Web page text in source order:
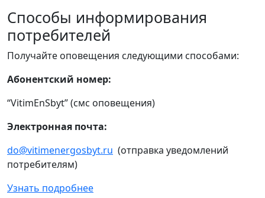
Способы информирования
потребителей
Получайте оповещения следующими способами:
Абонентский номер:
“VitimEnSbyt” (смс оповещения)
Электронная почта:
do@vitimenergosbyt.ru (отправка уведомлений
потребителям)
Узнать подробнее